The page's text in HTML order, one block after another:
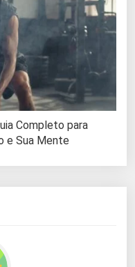
Completo para
e Sua Mente